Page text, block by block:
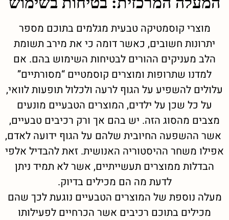
מוצרי קוסמטיקה טבעית מגלמים בתוכם מספר
יתרונות חשובים, כאשר דומה כי את מירב תשומת
הלב מעניקים ההורים לבטיחות השימוש בהם. אם
למדנו שתרופות ומוצרים קוסמטיים “מסורתיים”
עלולים להשפיע על הגוף לרעה ולכלול תופעות לוואי,
על כל שכן על ילדים, המוצרים הטבעיים מונעים
מצבים מהסוג הזה. יש בהם אך ורק רכיבים טבעיים,
אשר ההשפעה החיובית שלהם על הגוף ידועה לאדם,
אפילו משחר ההיסטוריה האנושית. זאת להבדיל אלפי
הבדלות ממוצרים תעשייתיים, אשר לא תמיד ניתן
לדעת מה הם מכילים בדיוק.
מעלה נוספת של המוצרים הטבעיים נוגעת לכך שהם
מכילים בתוכם רכיבים אשר הכרחיים לפעילותו